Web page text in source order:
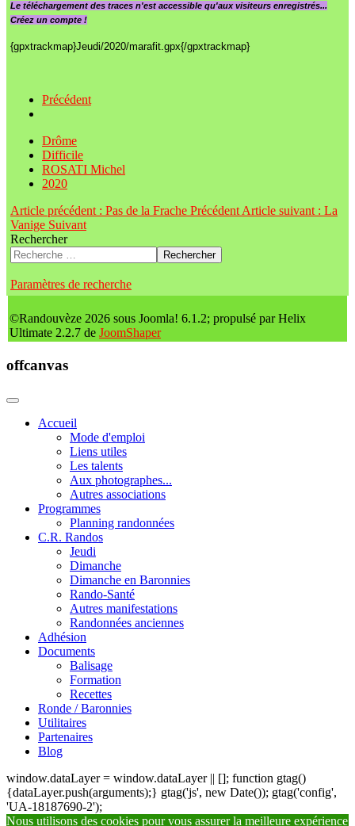
Le téléchargement des traces n'est accessible qu'aux visiteurs enregistrés...
Créez un compte !
{gpxtrackmap}Jeudi/2020/marafit.gpx{/gpxtrackmap}
Précédent
Drôme
Difficile
ROSATI Michel
2020
Article précédent : Pas de la Frache Précédent Article suivant : La
Vanige Suivant
Rechercher
Rechercher
Paramètres de recherche
©Randouvèze 2026 sous Joomla! 6.1.2; propulsé par Helix
Ultimate 2.2.7 de JoomShaper
offcanvas
Accueil
Mode d'emploi
Liens utiles
Les talents
Aux photographes...
Autres associations
Programmes
Planning randonnées
C.R. Randos
Jeudi
Dimanche
Dimanche en Baronnies
Rando-Santé
Autres manifestations
Randonnées anciennes
Adhésion
Documents
Balisage
Formation
Recettes
Ronde / Baronnies
Utilitaires
Partenaires
Blog
window.dataLayer = window.dataLayer || []; function gtag()
{dataLayer.push(arguments);} gtag('js', new Date()); gtag('config',
'UA-18187690-2');
Nous utilisons des cookies pour vous assurer la meilleure expérience